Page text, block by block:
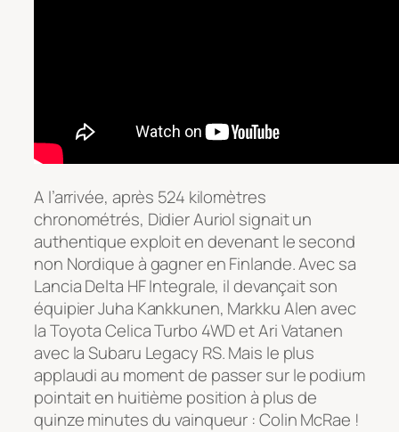
A l’arrivée, après 524 kilomètres
chronométrés, Didier Auriol signait un
authentique exploit en devenant le second
non Nordique à gagner en Finlande. Avec sa
Lancia Delta HF Integrale, il devançait son
équipier Juha Kankkunen, Markku Alen avec
la Toyota Celica Turbo 4WD et Ari Vatanen
avec la Subaru Legacy RS. Mais le plus
applaudi au moment de passer sur le podium
pointait en huitième position à plus de
quinze minutes du vainqueur : Colin McRae !